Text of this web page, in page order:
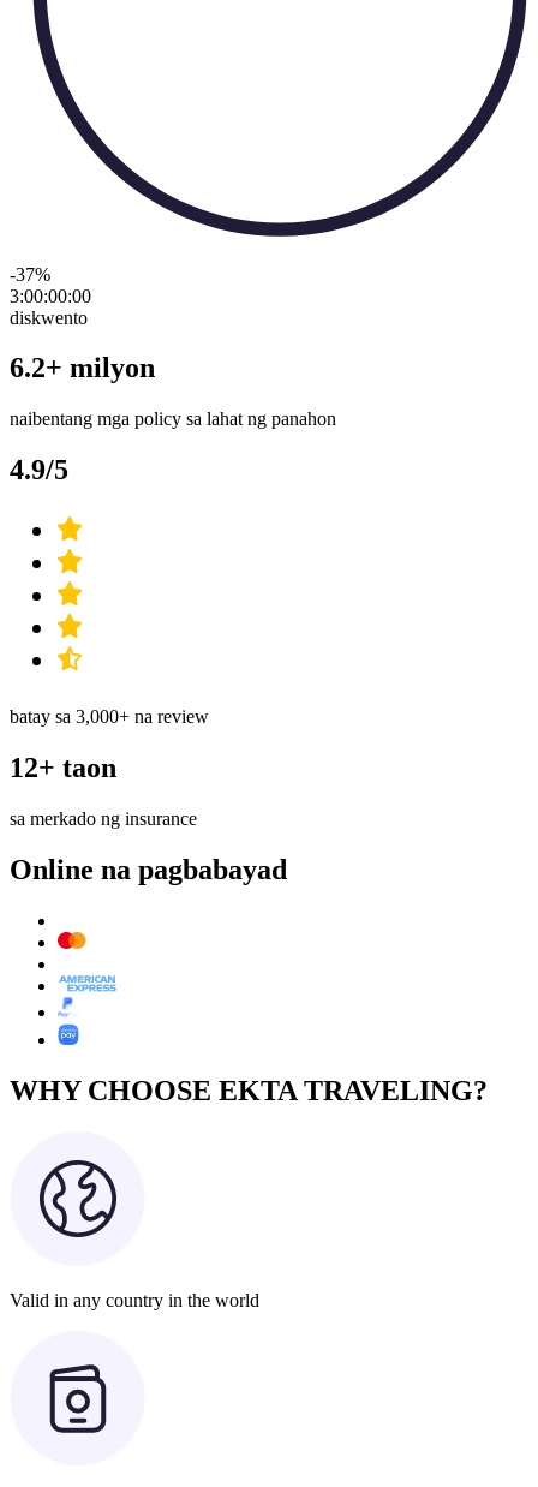
-37%
3:00:00:00
diskwento
6.2+ milyon
naibentang mga policy sa lahat ng panahon
4.9/5
batay sa 3,000+ na review
12+ taon
sa merkado ng insurance
Online na pagbabayad
WHY CHOOSE EKTA TRAVELING?
Valid in any country in the world